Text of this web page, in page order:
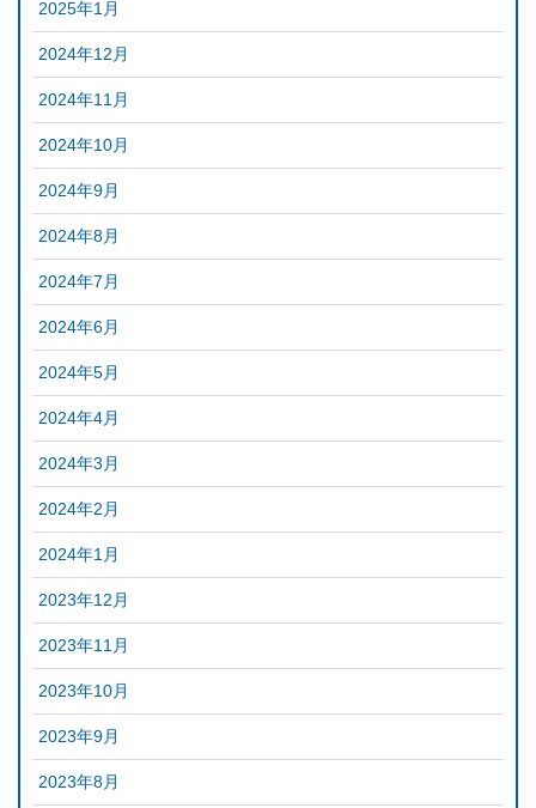
2025年1月
2024年12月
2024年11月
2024年10月
2024年9月
2024年8月
2024年7月
2024年6月
2024年5月
2024年4月
2024年3月
2024年2月
2024年1月
2023年12月
2023年11月
2023年10月
2023年9月
2023年8月